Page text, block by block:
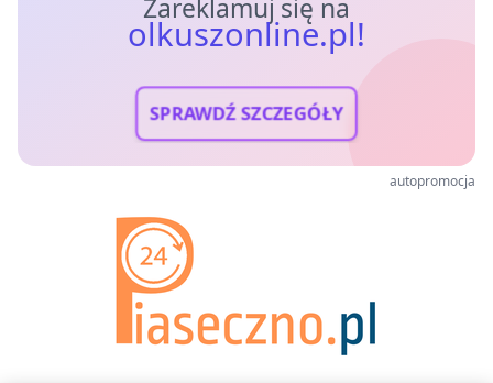
Zareklamuj się na
olkuszonline.pl!
SPRAWDŹ SZCZEGÓŁY
autopromocja